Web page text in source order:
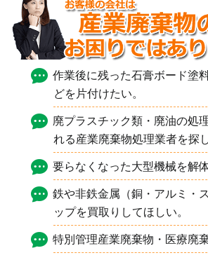
作業後に残った石膏ボード塗
どを片付けたい。
廃プラスチック類・廃油の処
れる産業廃棄物処理業者を探
要らなくなった大型機械を解
鉄や非鉄金属（銅・アルミ・
ップを買取りしてほしい。
特別管理産業廃棄物・医療廃